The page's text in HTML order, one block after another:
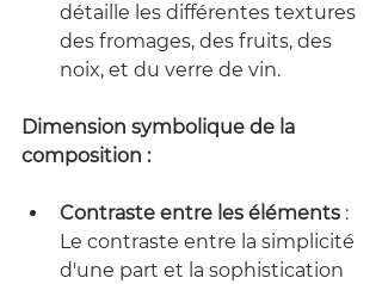
détaille les différentes textures
des fromages, des fruits, des
noix, et du verre de vin.
Dimension symbolique de la
composition :
Contraste entre les éléments :
Le contraste entre la simplicité
d'une part et la sophistication